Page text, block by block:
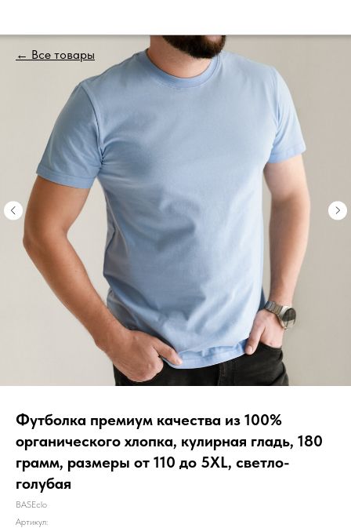
Главная
Толстовки
Контакты
← Все товары
Футболка премиум качества из 100%
органического хлопка, кулирная гладь, 180
грамм, размеры от 110 до 5XL, светло-
голубая
BASEclo
Артикул: